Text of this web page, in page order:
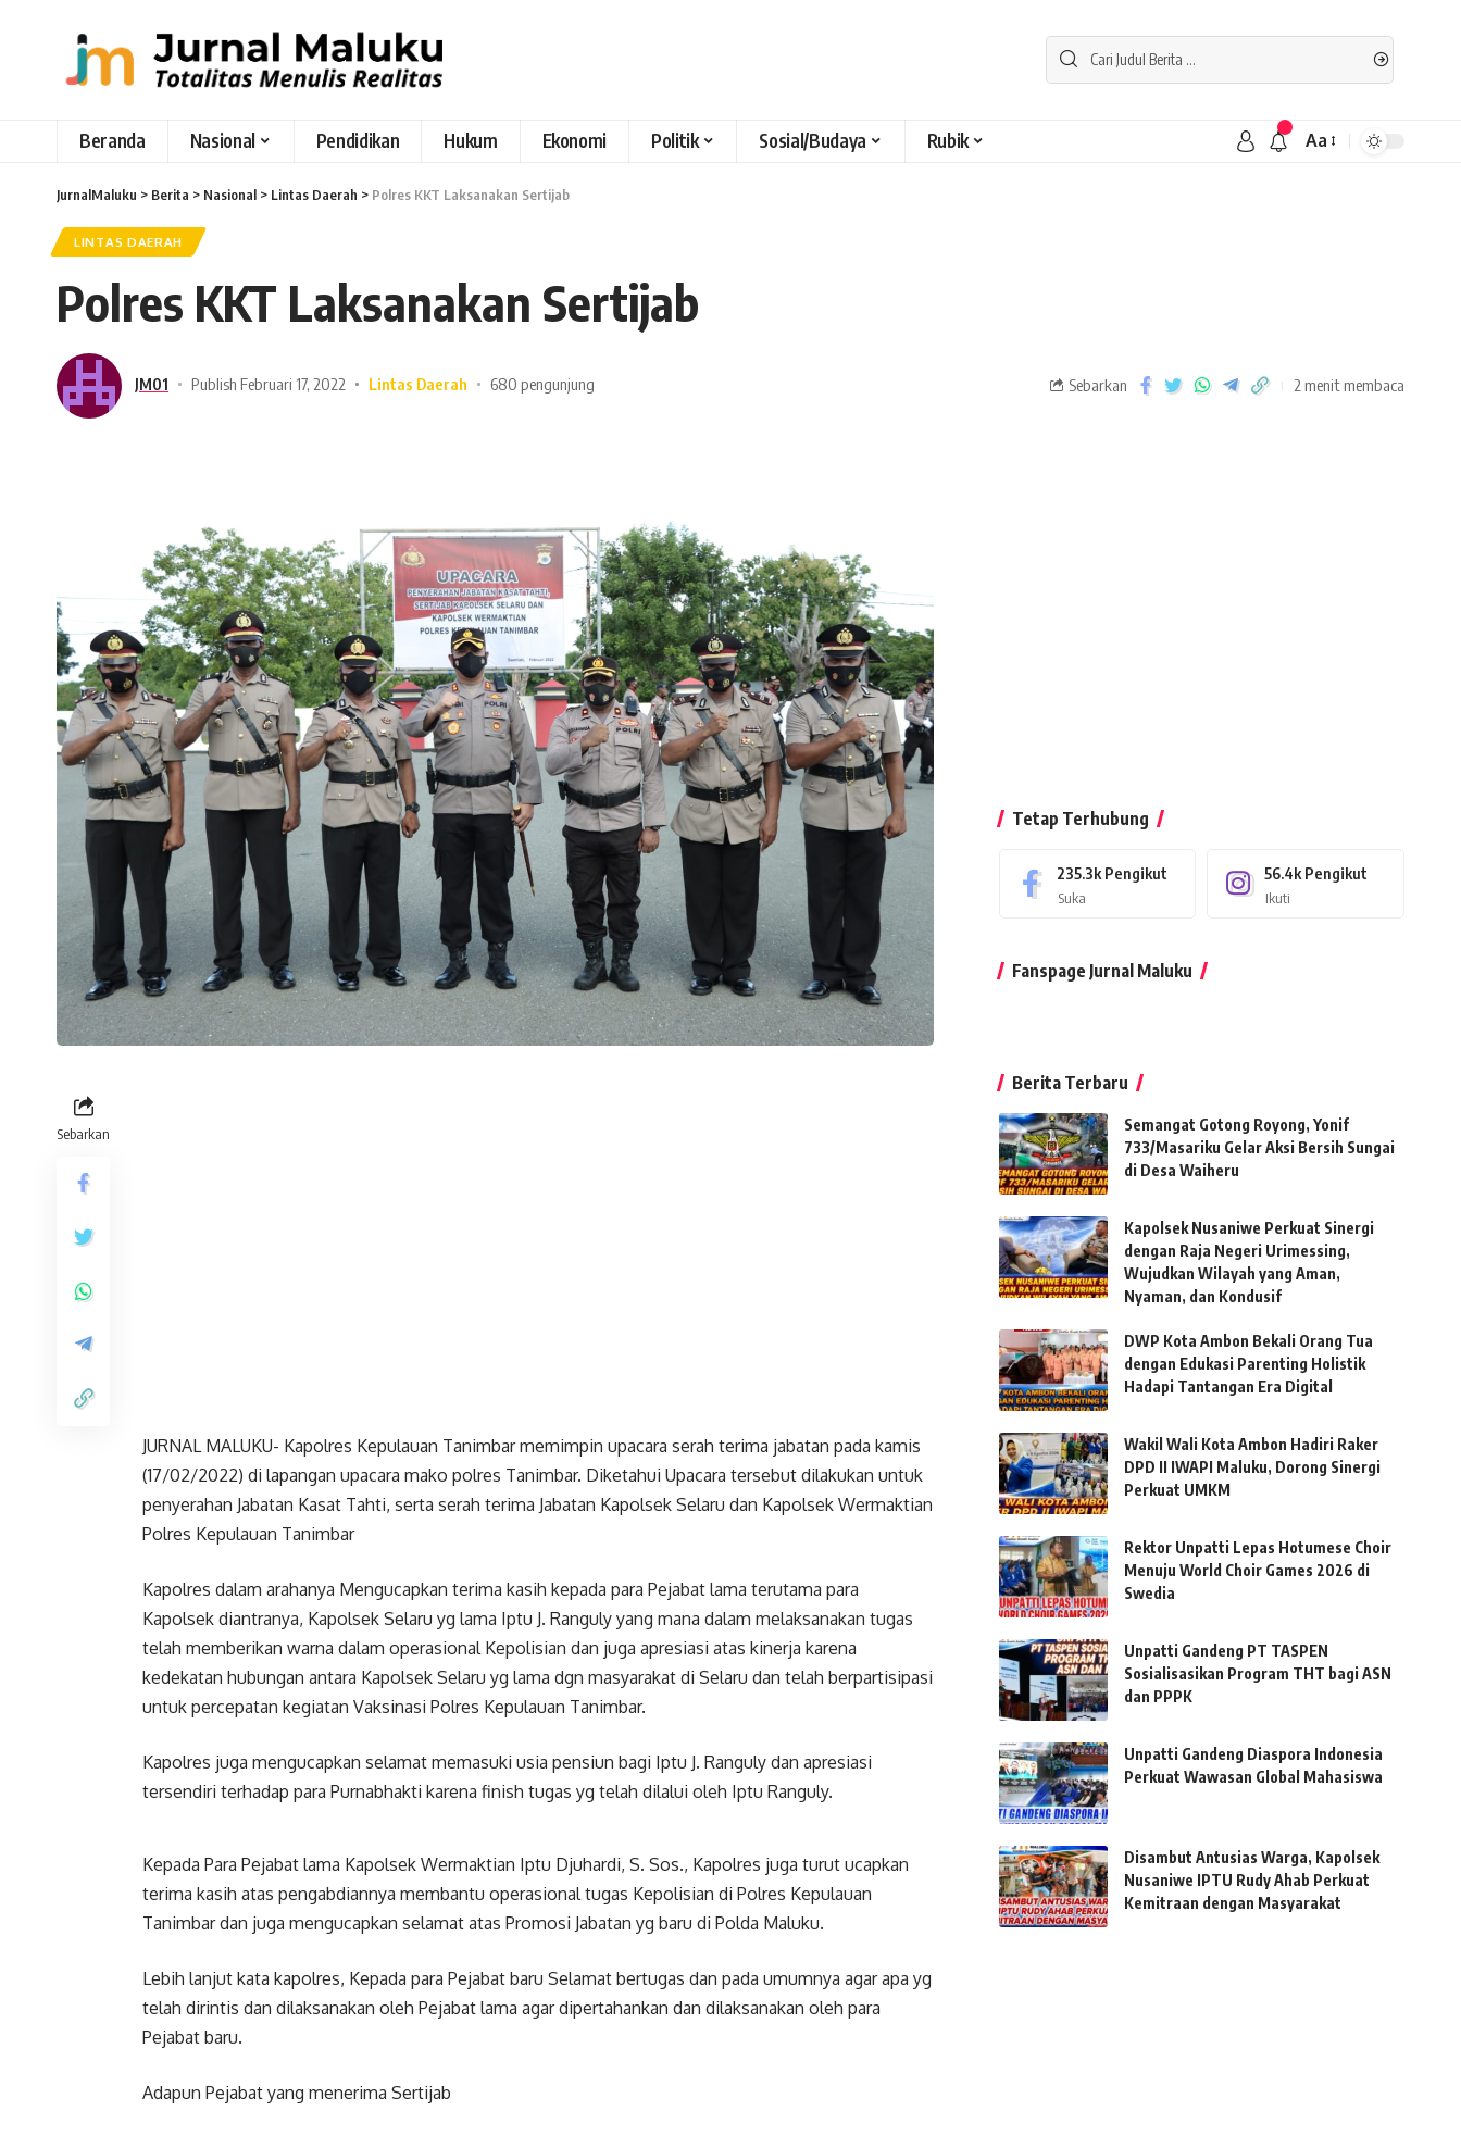
Beranda Nasional Pendidikan Hukum Ekonomi Politik Sosial/Budaya Rubik Aa
JurnalMaluku > Berita > Nasional > Lintas Daerah > Polres KKT Laksanakan Sertijab
LINTAS DAERAH
Polres KKT Laksanakan Sertijab
JM01 Publish Februari 17, 2022 Lintas Daerah 680 pengunjung Sebarkan 2 menit membaca
Sebarkan
JURNAL MALUKU- Kapolres Kepulauan Tanimbar memimpin upacara serah terima jabatan pada kamis
(17/02/2022) di lapangan upacara mako polres Tanimbar. Diketahui Upacara tersebut dilakukan untuk
penyerahan Jabatan Kasat Tahti, serta serah terima Jabatan Kapolsek Selaru dan Kapolsek Wermaktian
Polres Kepulauan Tanimbar
Kapolres dalam arahanya Mengucapkan terima kasih kepada para Pejabat lama terutama para
Kapolsek diantranya, Kapolsek Selaru yg lama Iptu J. Ranguly yang mana dalam melaksanakan tugas
telah memberikan warna dalam operasional Kepolisian dan juga apresiasi atas kinerja karena
kedekatan hubungan antara Kapolsek Selaru yg lama dgn masyarakat di Selaru dan telah berpartisipasi
untuk percepatan kegiatan Vaksinasi Polres Kepulauan Tanimbar.
Kapolres juga mengucapkan selamat memasuki usia pensiun bagi Iptu J. Ranguly dan apresiasi
tersendiri terhadap para Purnabhakti karena finish tugas yg telah dilalui oleh Iptu Ranguly.
Kepada Para Pejabat lama Kapolsek Wermaktian Iptu Djuhardi, S. Sos., Kapolres juga turut ucapkan
terima kasih atas pengabdiannya membantu operasional tugas Kepolisian di Polres Kepulauan
Tanimbar dan juga mengucapkan selamat atas Promosi Jabatan yg baru di Polda Maluku.
Lebih lanjut kata kapolres, Kepada para Pejabat baru Selamat bertugas dan pada umumnya agar apa yg
telah dirintis dan dilaksanakan oleh Pejabat lama agar dipertahankan dan dilaksanakan oleh para
Pejabat baru.
Adapun Pejabat yang menerima Sertijab
Tetap Terhubung
235.3k Pengikut
Suka
56.4k Pengikut
Ikuti
Fanspage Jurnal Maluku
Berita Terbaru
Semangat Gotong Royong, Yonif
733/Masariku Gelar Aksi Bersih Sungai
di Desa Waiheru
Kapolsek Nusaniwe Perkuat Sinergi
dengan Raja Negeri Urimessing,
Wujudkan Wilayah yang Aman,
Nyaman, dan Kondusif
DWP Kota Ambon Bekali Orang Tua
dengan Edukasi Parenting Holistik
Hadapi Tantangan Era Digital
Wakil Wali Kota Ambon Hadiri Raker
DPD II IWAPI Maluku, Dorong Sinergi
Perkuat UMKM
Rektor Unpatti Lepas Hotumese Choir
Menuju World Choir Games 2026 di
Swedia
Unpatti Gandeng PT TASPEN
Sosialisasikan Program THT bagi ASN
dan PPPK
Unpatti Gandeng Diaspora Indonesia
Perkuat Wawasan Global Mahasiswa
Disambut Antusias Warga, Kapolsek
Nusaniwe IPTU Rudy Ahab Perkuat
Kemitraan dengan Masyarakat